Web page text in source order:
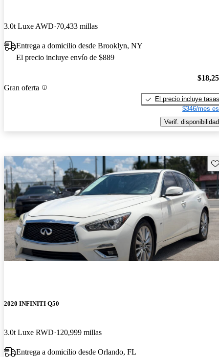
3.0t Luxe AWD 70,433 millas
Entrega a domicilio desde Brooklyn, NY
El precio incluye envío de $889
Gran oferta
El precio incluye tasas
$346/mes
Verif. disponibilidad
2020 INFINITI Q50
3.0t Luxe RWD 120,999 millas
Entrega a domicilio desde Orlando, FL